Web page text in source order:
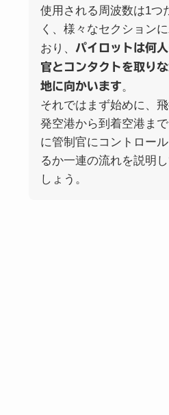
使用される周波数は1つ
く、様々なセクション
おり、
パイロットは何
官とコンタクトを取り
地に向かいます。
それではまず始めに、
発空港から到着空港ま
に管制官にコントロー
るか一連の流れを説明
しょう。